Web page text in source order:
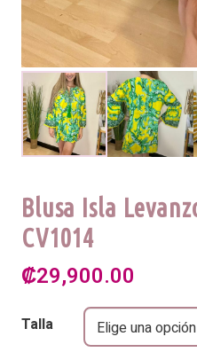
Blusa Isla
CV1014
₡29,900.00
Talla